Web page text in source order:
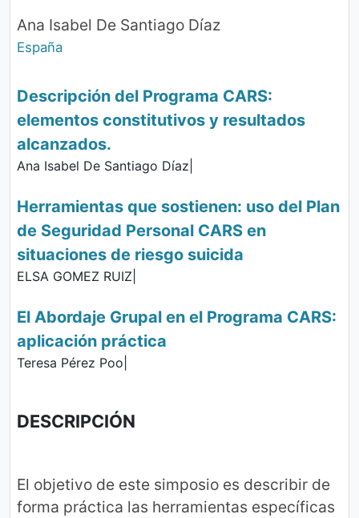
Ana Isabel De Santiago Díaz
España
Descripción del Programa CARS:
elementos constitutivos y resultados
alcanzados.
Ana Isabel De Santiago Díaz|
Herramientas que sostienen: uso del Plan
de Seguridad Personal CARS en
situaciones de riesgo suicida
ELSA GOMEZ RUIZ|
El Abordaje Grupal en el Programa CARS:
aplicación práctica
Teresa Pérez Poo|
DESCRIPCIÓN
El objetivo de este simposio es describir de
forma práctica las herramientas específicas